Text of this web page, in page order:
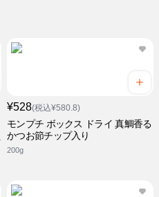
¥528(税込¥580.8)
モンプチ ボックス ドライ 真鯛香る
かつお節チップ入り
200g